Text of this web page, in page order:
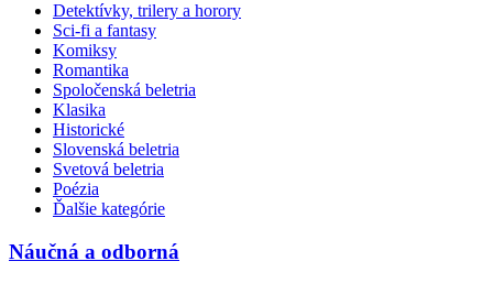
Detektívky, trilery a horory
Sci-fi a fantasy
Komiksy
Romantika
Spoločenská beletria
Klasika
Historické
Slovenská beletria
Svetová beletria
Poézia
Ďalšie kategórie
Náučná a odborná